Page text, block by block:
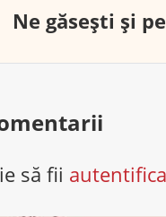
Ne găsești și pe
să fii